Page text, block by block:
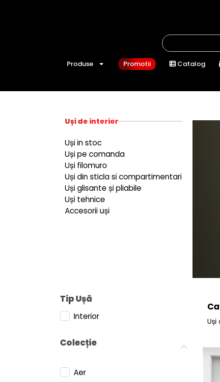
Produse Promotii Catalog
Uși de interior
Uși in stoc
Uși pe comanda
Uși filomuro
Uși din sticla si compartimentari
Uși glisante și pliabile
Uși tehnice
Accesorii uși
Tip Ușă
Interior
Colecție
Aer
Uși